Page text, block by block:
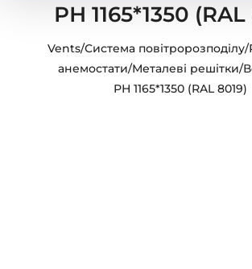
РН 1165*1350 (RAL
Vents/Система повітророзподілу/
анемостати/Металеві решітки/
РН 1165*1350 (RAL 8019)